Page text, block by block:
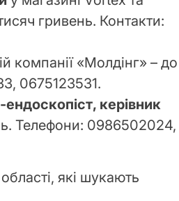
гривень. Контакти:
компанії «Молдінг» – до
0675123531.
керівник
Телефони: 0986502024,
які шукають